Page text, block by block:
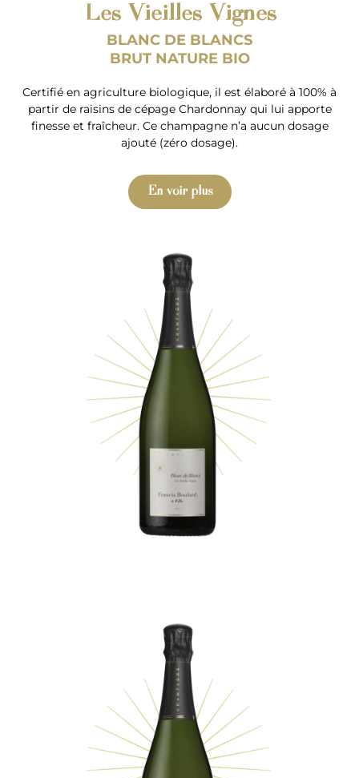
Les Vieilles Vignes
BLANC DE BLANCS
BRUT NATURE BIO
Certifié en agriculture biologique, il est élaboré à 100% à
partir de raisins de cépage Chardonnay qui lui apporte
finesse et fraîcheur. Ce champagne n’a aucun dosage
ajouté (zéro dosage).
En voir plus